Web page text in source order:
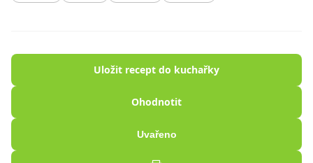
Uložit recept do kuchařky
Ohodnotit
Uvařeno